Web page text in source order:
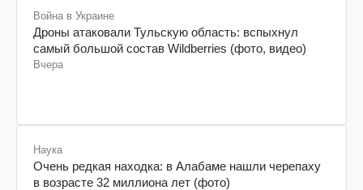
Война в Украине
Дроны атаковали Тульскую область: вспыхнул
самый большой состав Wildberries (фото, видео)
Вчера
Наука
Очень редкая находка: в Алабаме нашли черепаху
в возрасте 32 миллиона лет (фото)